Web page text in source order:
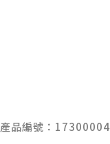
產品編號：17300004